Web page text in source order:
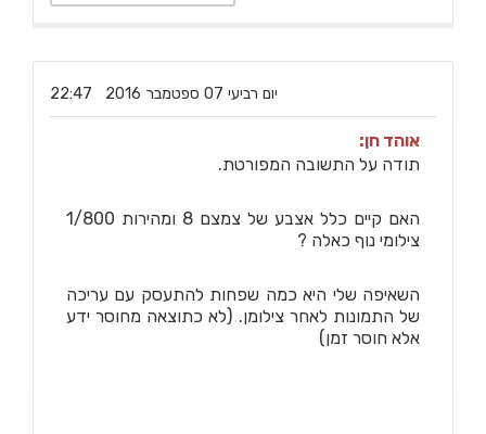
‏יום רביעי ‏07 ‏ספטמבר ‏2016 22:47
אוהד חן:
תודה על התשובה המפורטת.
האם קיים כלל אצבע של צמצם 8 ומהירות 1/800
צילומי נוף כאלה ?
השאיפה שלי היא כמה שפחות להתעסק עם עריכה
של התמונות לאחר צילומן. (לא כתוצאה מחוסר ידע
אלא חוסר זמן)